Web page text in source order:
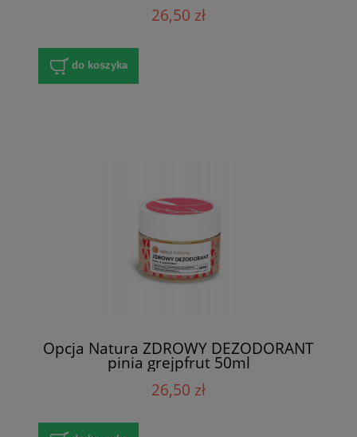
26,50 zł
do koszyka
Opcja Natura ZDROWY DEZODORANT
pinia grejpfrut 50ml
26,50 zł